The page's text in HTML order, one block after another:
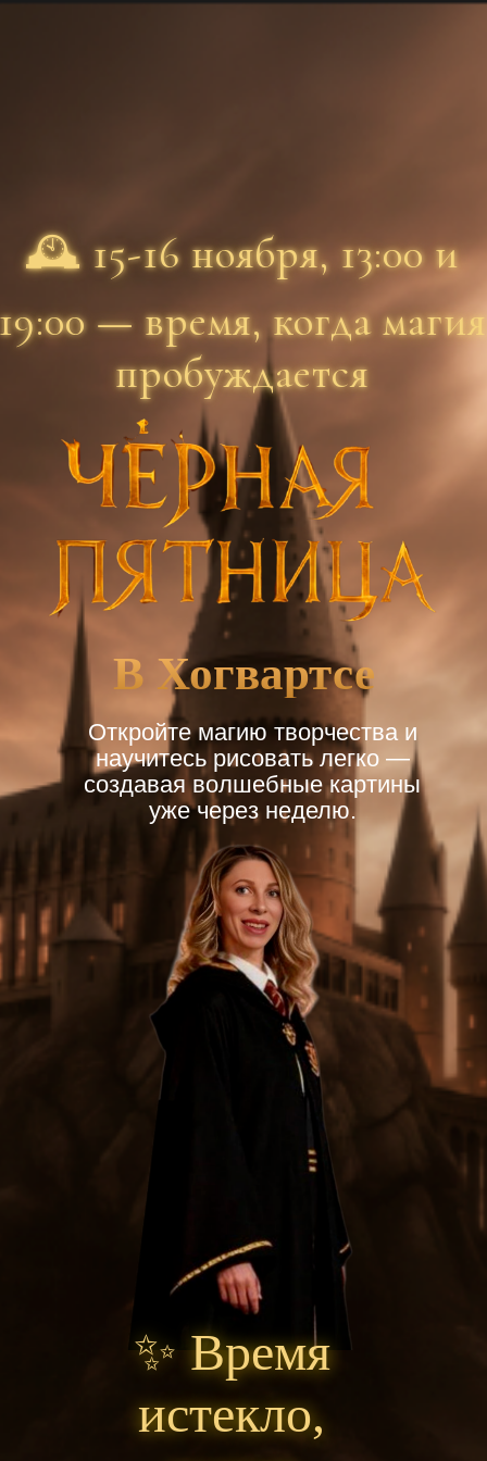
В Хогвартсе
✨ Время
истекло,
Откройте магию творчества и
научитесь рисовать легко —
создавая волшебные картины
уже через неделю.
🕰 15-16 ноября, 13:00 и
— время, когда магия
пробуждается